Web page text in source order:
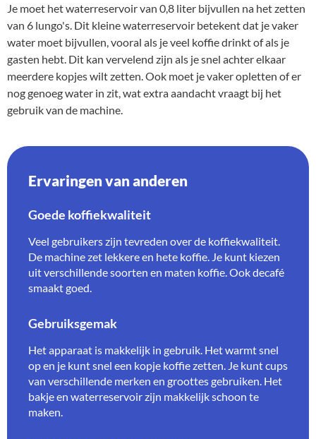
Je moet het waterreservoir van 0,8 liter bijvullen na het zetten
van 6 lungo's. Dit kleine waterreservoir betekent dat je vaker
water moet bijvullen, vooral als je veel koffie drinkt of als je
gasten hebt. Dit kan vervelend zijn als je snel achter elkaar
meerdere kopjes wilt zetten. Ook moet je vaker opletten of er
nog genoeg water in zit, wat extra aandacht vraagt bij het
gebruik van de machine.
Ervaringen van anderen
Goede koffiekwaliteit
Veel gebruikers zijn tevreden over de koffiekwaliteit.
De machine zet lekkere en hete koffie. Je kunt kiezen
uit verschillende soorten en maten koffie. Ook decafé
smaakt goed.
Gebruiksgemak
Het apparaat is makkelijk in gebruik. Het warmt snel
op en je kunt snel een kopje koffie zetten. Je kunt cups
van verschillende merken en groottes gebruiken. Het
bakje en waterreservoir zijn makkelijk schoon te
maken.